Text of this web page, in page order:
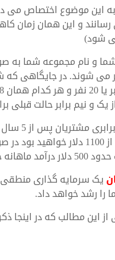
برای مثال از سود به این موضوع
8 دلار به شما سود می رسانند و این
و نام مجموعه شما به
شوند. در جایگاهی که
دلار سود را هم برای شما به ارمغان آورد. شما
بود.
یک سرمایه گذاری منطقی
این مطالب که در اینجا